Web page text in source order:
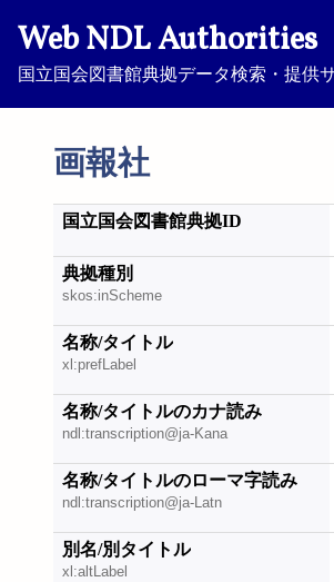
Web NDL Authorities
国立国会図書館典拠データ検索・提供
画報社
国立国会図書館典拠ID
典拠種別
skos:inScheme
名称/タイトル
xl:prefLabel
名称/タイトルのカナ読み
ndl:transcription@ja-Kana
名称/タイトルのローマ字読み
ndl:transcription@ja-Latn
別名/別タイトル
xl:altLabel